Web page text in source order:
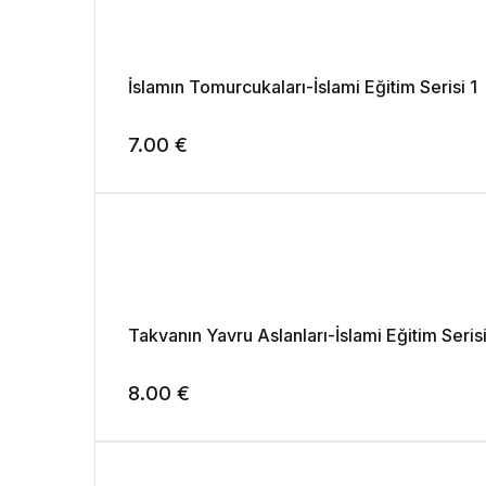
İslamın Tomurcukaları-İslami Eğitim Serisi 1
7.00 €
Takvanın Yavru Aslanları-İslami Eğitim
8.00 €